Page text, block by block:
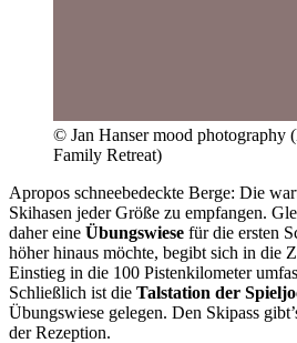
© Jan Hanser mood photography
Family Retreat)
Apropos schneebedeckte Berge: Die
Skihasen jeder Größe zu empfangen.
daher eine Übungswiese für die ersten
höher hinaus möchte, begibt sich in die
Einstieg in die 100 Pistenkilometer
Schließlich ist die Talstation der
Übungswiese gelegen. Den Skipass
der Rezeption.